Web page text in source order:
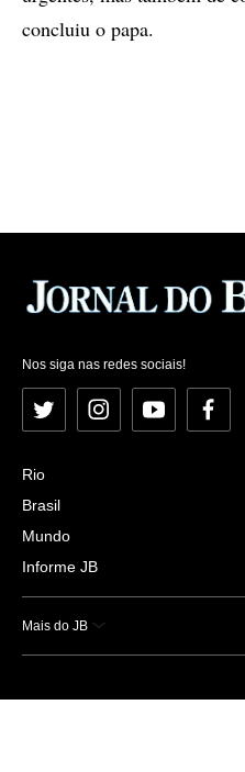
concluiu o papa.
Nos siga nas redes sociais!
Twitter InstagramYouTube
Rio
Brasil
Mundo
Informe JB
Mais do JB
Esportes